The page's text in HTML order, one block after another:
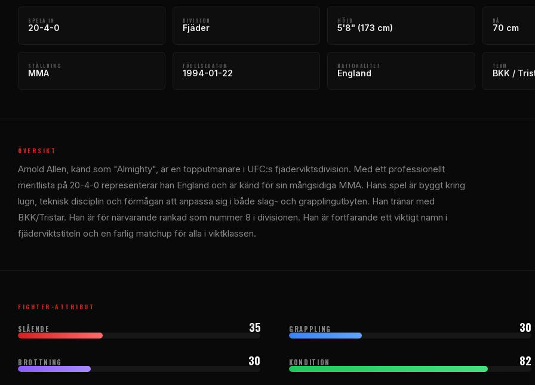
SPELA IN
20-4-0
DIVISION
Fjäder
HÖJD
5'8" (173 cm)
NÅ
70 cm
STÄLLNING
MMA
FÖDELSEDATUM
1994-01-22
NATIONALITET
England
TEAM
BKK /
ÖVERSIKT
Arnold Allen, känd som "Almighty", är en topputmanare i UFC:s fjäderviktsdivision. Med ett professionellt
meritlista på 20-4-0 representerar han England och är känd för sin mångsidiga MMA. Hans spel är byggt kring
lugn, teknisk disciplin och förmågan att anpassa sig i både slag- och grapplingutbyten. Han tränar med
BKK/Tristar. Han är för närvarande rankad som nummer 8 i divisionen. Han är fortfarande ett viktigt namn i
fjäderviktstiteln och en farlig matchup för alla i viktklassen.
FIGHTER-ATTRIBUT
SLÅENDE 35 GRAPPLING 30
BROTTNING 30 KONDITION 82